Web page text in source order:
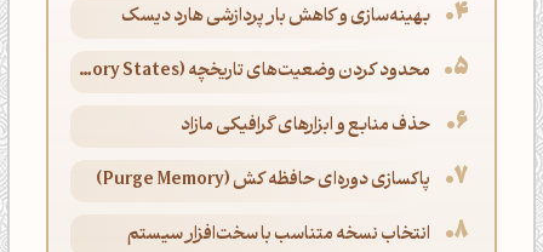
بهینه‌سازی و کاهش بار پردازشی هارد دیسک
محدود کردن وضعیت‌های تاریخچه (History States)
حذف منابع و ابزارهای گرافیکی مازاد
پاکسازی دوره‌ای حافظه کش (Purge Memory)
انتخاب نسخه متناسب با سخت‌افزار سیستم